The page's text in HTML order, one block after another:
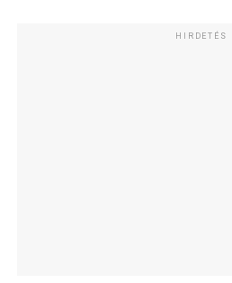
HIRDETÉS